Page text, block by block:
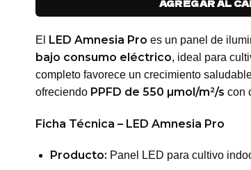
AGREGAR AL
El LED Amnesia Pro es un panel de
bajo consumo eléctrico, ideal para
completo favorece un crecimiento
ofreciendo PPFD de 550 µmol/m²/s con
Ficha Técnica – LED Amnesia Pro
Producto: Panel LED para cultivo